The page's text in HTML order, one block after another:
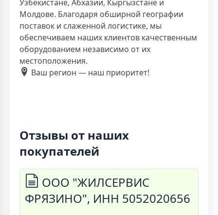
Узбекистане, Абхазии, Кыргызстане и
Молдове. Благодаря обширной географии
поставок и слаженной логистике, мы
обеспечиваем наших клиентов качественным
оборудованием независимо от их
местоположения.
Ваш регион — наш приоритет!
Отзывы от наших
покупателей
ООО "ЖИЛСЕРВИС
ФРЯЗИНО", ИНН 5052020656